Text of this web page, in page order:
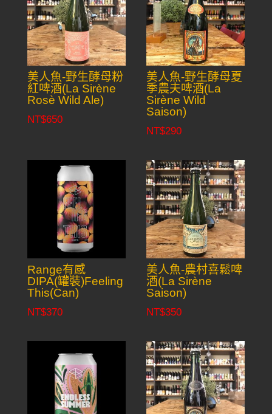
美人魚-野生酵母粉
紅啤酒(La Sirène
Rosè Wild Ale)
NT$650
美人魚-野生酵母夏
季農夫啤酒(La
Sirène Wild
Saison)
NT$290
Range有感
DIPA(罐裝)Feeling
This(Can)
NT$370
美人魚-農村喜鬆啤
酒(La Sirène
Saison)
NT$350